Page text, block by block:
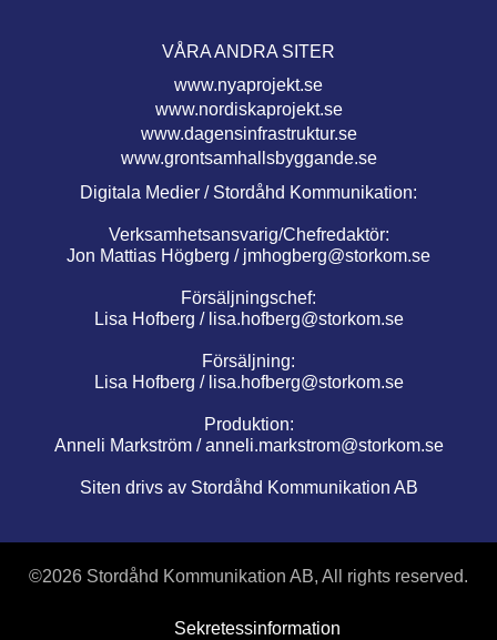
VÅRA ANDRA SITER
www.nyaprojekt.se
www.nordiskaprojekt.se
www.dagensinfrastruktur.se
www.grontsamhallsbyggande.se
Digitala Medier / Stordåhd Kommunikation:
Verksamhetsansvarig/Chefredaktör:
Jon Mattias Högberg / jmhogberg@storkom.se
Försäljningschef:
Lisa Hofberg / lisa.hofberg@storkom.se
Försäljning:
Lisa Hofberg / lisa.hofberg@storkom.se
Produktion:
Anneli Markström /anneli.markstrom@storkom.se
Siten drivs av Stordåhd Kommunikation AB
©2026 Stordåhd Kommunikation AB, All rights reserved.
Sekretessinformation